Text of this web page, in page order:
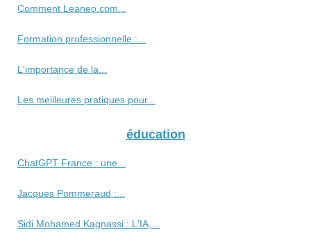
Comment Leaneo.com...
Formation professionnelle :...
L'importance de la...
Les meilleures pratiques pour...
éducation
ChatGPT France : une...
Jacques Pommeraud :...
Sidi Mohamed Kagnassi : L'IA,...